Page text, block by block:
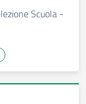
Scuola -